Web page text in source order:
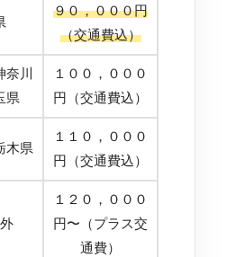
９０，０００円
（交通費込）
川
県
１００，０００
円（交通費込）
木県
１１０，０００
円（交通費込）
１２０，０００
円〜（プラス交
通費）